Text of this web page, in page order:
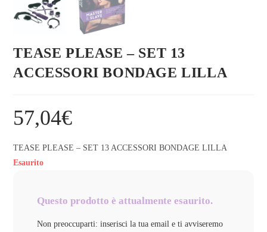
TEASE PLEASE – SET 13
ACCESSORI BONDAGE LILLA
57,04€
TEASE PLEASE – SET 13 ACCESSORI BONDAGE LILLA
Esaurito
Questo prodotto è attualmente esaurito.
Non preoccuparti: inserisci la tua email e ti avviseremo